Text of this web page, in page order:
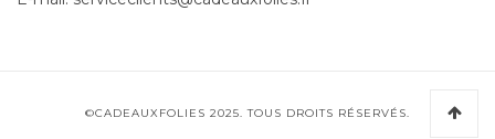
©CADEAUXFOLIES 2025. TOUS DROITS RÉSERVÉS.